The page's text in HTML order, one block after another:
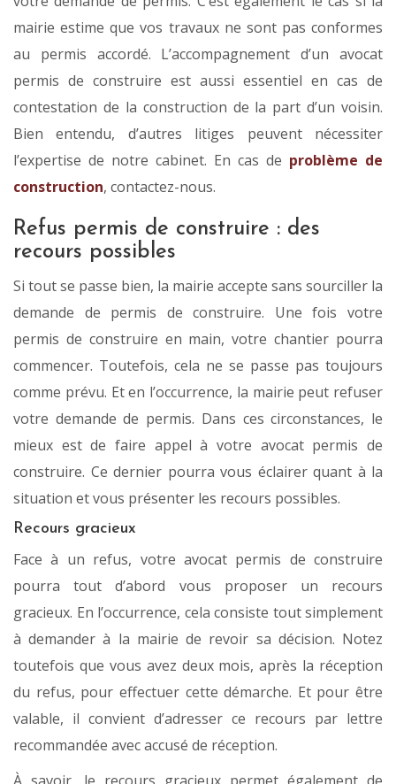
mairie estime que vos travaux ne sont pas conformes
au permis accordé. L’accompagnement d’un avocat
permis de construire est aussi essentiel en cas de
contestation de la construction de la part d’un voisin.
Bien entendu, d’autres litiges peuvent nécessiter
l’expertise de notre cabinet. En cas de problème de
construction, contactez-nous.
Refus permis de construire : des
recours possibles
Si tout se passe bien, la mairie accepte sans sourciller la
demande de permis de construire. Une fois votre
permis de construire en main, votre chantier pourra
commencer. Toutefois, cela ne se passe pas toujours
comme prévu. Et en l’occurrence, la mairie peut refuser
votre demande de permis. Dans ces circonstances, le
mieux est de faire appel à votre avocat permis de
construire. Ce dernier pourra vous éclairer quant à la
situation et vous présenter les recours possibles.
Recours gracieux
Face à un refus, votre avocat permis de construire
pourra tout d’abord vous proposer un recours
gracieux. En l’occurrence, cela consiste tout simplement
à demander à la mairie de revoir sa décision. Notez
toutefois que vous avez deux mois, après la réception
du refus, pour effectuer cette démarche. Et pour être
valable, il convient d’adresser ce recours par lettre
recommandée avec accusé de réception.